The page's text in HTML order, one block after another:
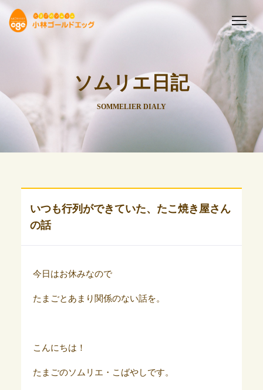
ソムリエ日記
SOMMELIER DIALY
いつも行列ができていた、たこ焼き屋さん
の話
今日はお休みなので
たまごとあまり関係のない話を。
こんにちは！
たまごのソムリエ・こばやしです。